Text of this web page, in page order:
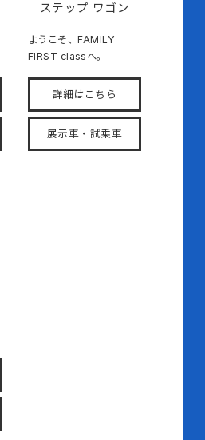
ステップ ワゴン
ようこそ、FAMILY
FIRST classへ。
詳細はこちら
展示車・試乗車